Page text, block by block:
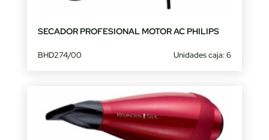
SECADOR PROFESIONAL MOTOR AC PHILIPS
BHD274/00 Unidades caja: 6